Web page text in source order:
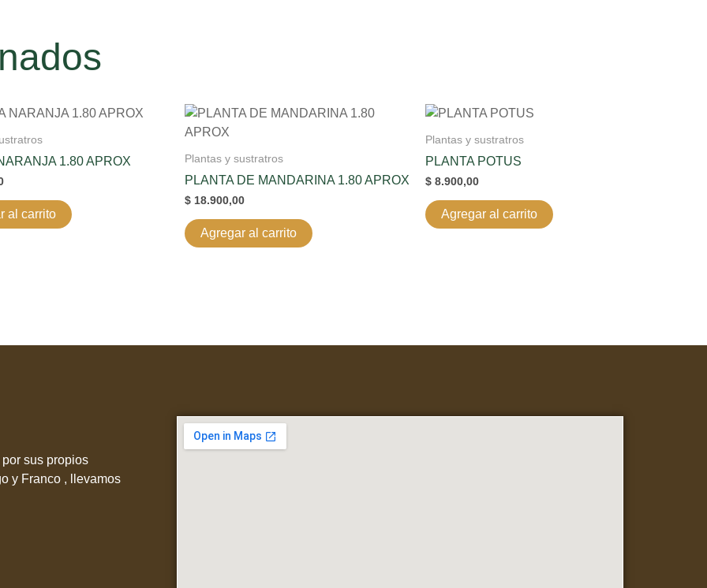
1.80 APROX
al carrito
Plantas y sustratros
PLANTA DE MANDARINA 1.80 APROX
$ 18.900,00
Agregar al carrito
Plantas y sustratros
PLANTA POTUS
$ 8.900,00
Agregar al carrito
sus propios
y Franco , llevamos